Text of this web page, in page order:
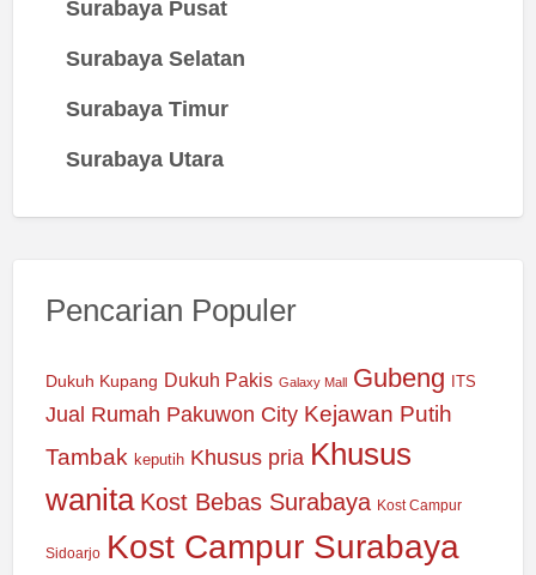
Surabaya Pusat
Surabaya Selatan
Surabaya Timur
Surabaya Utara
Pencarian Populer
Dukuh Kupang Dukuh Pakis Galaxy Mall Gubeng ITS
Jual Rumah Pakuwon City Kejawan Putih
Tambak keputih Khusus pria Khusus
wanita Kost Bebas Surabaya Kost Campur
Sidoarjo Kost Campur Surabaya